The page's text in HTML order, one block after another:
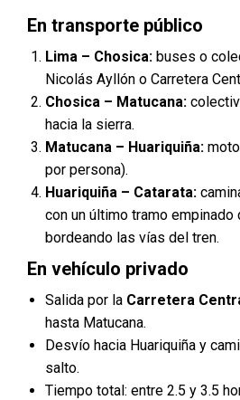
En transporte público
Lima – Chosica: buses o
Nicolás Ayllón o Carretera
Chosica – Matucana:
hacia la sierra.
Matucana – Huariquiña:
por persona).
Huariquiña – Catarata:
con un último tramo empinado
bordeando las vías del tren.
En vehículo privado
Salida por la Carretera
hasta Matucana.
Desvío hacia Huariquiña y
salto.
Tiempo total: entre 2.5 y 3.5